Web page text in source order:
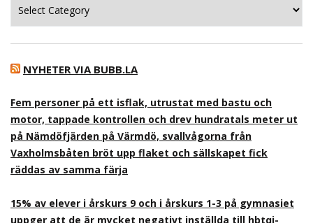
NYHETER VIA BUBB.LA
Fem personer på ett isflak, utrustat med bastu och
motor, tappade kontrollen och drev hundratals meter ut
på Nämdöfjärden på Värmdö, svallvågorna från
Vaxholmsbåten bröt upp flaket och sällskapet fick
räddas av samma färja
15% av elever i årskurs 9 och i årskurs 1-3 på gymnasiet
uppger att de är mycket negativt inställda till hbtqi-